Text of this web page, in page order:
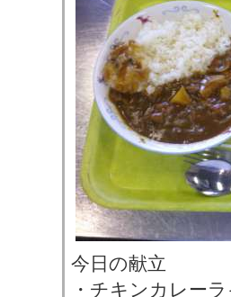
今日の献立
・チキンカレー